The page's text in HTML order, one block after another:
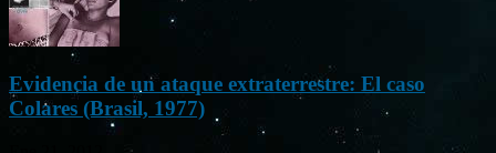
Evidencia de un ataque extraterrestre: El caso
Colares (Brasil, 1977)